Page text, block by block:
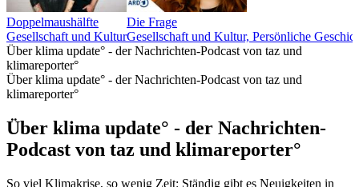
Doppelmaushälfte
Gesellschaft und Kultur
Die Frage
Gesellschaft und Kultur, Persönliche
Über klima update° - der Nachrichten-Podcast von taz und
klimareporter°
Über klima update° - der Nachrichten-Podcast von taz und
klimareporter°
Über klima update° - der Nachrichten-
Podcast von taz und klimareporter°
So viel Klimakrise, so wenig Zeit: Ständig gibt es Neuigkeiten in